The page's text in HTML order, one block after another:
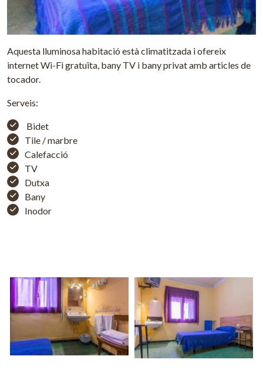
Aquesta lluminosa habitació està climatitzada i ofereix
internet Wi-Fi gratuïta, bany TV i bany privat amb articles de
tocador.
Serveis:
Bidet
Tile / marbre
Calefacció
TV
Dutxa
Bany
Inodor